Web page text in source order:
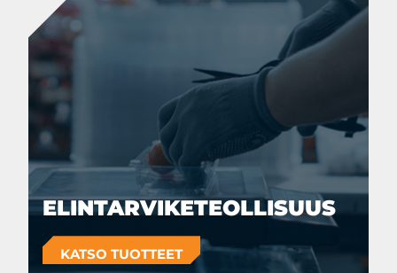
ELINTARVIKETEOLLISUUS
KATSO TUOTTEET